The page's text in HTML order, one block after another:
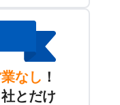
なし ！
とだけ